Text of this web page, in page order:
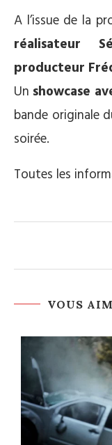
A l’issue de la
réalisateur
producteur
Un showcase
bande originale
soirée.
Toutes les
VOUS